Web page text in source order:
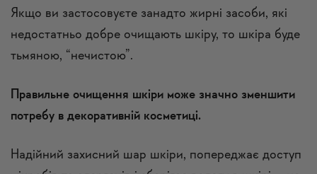
Якщо ви застосовуєте занадто жирні засоби, які
недостатньо добре очищають шкіру, то шкіра буде
тьмяною, “нечистою”.
Правильне очищення шкіри може значно зменшити
потребу в декоративній косметиці.
Надійний захисний шар шкіри, попереджає доступ